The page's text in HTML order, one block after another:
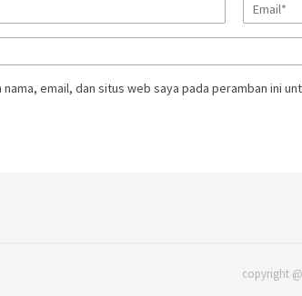
nama, email, dan situs web saya pada peramban ini
copyright